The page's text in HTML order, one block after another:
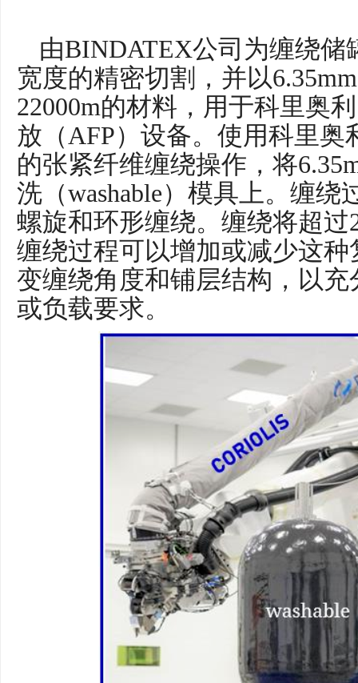
由BINDATEX公司为缠绕储
宽度的精密切割，并以
22000m的材料，用于科里奥
放（AFP）设备。使用科里奥
的张紧纤维缠绕操作，将
洗（washable）模具上。缠
螺旋和环形缠绕。缠绕将超过
缠绕过程可以增加或减少这
变缠绕角度和铺层结构，以
或负载要求。